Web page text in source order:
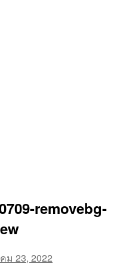
removebg-
ม 23, 2022